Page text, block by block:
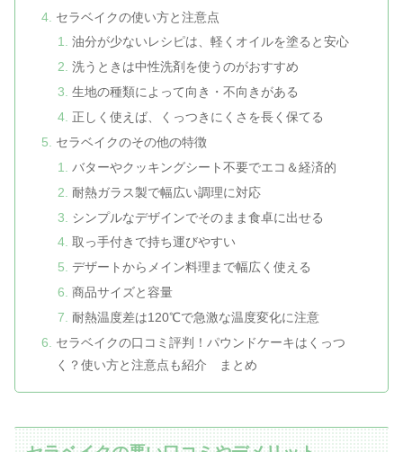
セラベイクの使い方と注意点
油分が少ないレシピは、軽くオイルを塗ると安心
洗うときは中性洗剤を使うのがおすすめ
生地の種類によって向き・不向きがある
正しく使えば、くっつきにくさを長く保てる
セラベイクのその他の特徴
バターやクッキングシート不要でエコ＆経済的
耐熱ガラス製で幅広い調理に対応
シンプルなデザインでそのまま食卓に出せる
取っ手付きで持ち運びやすい
デザートからメイン料理まで幅広く使える
商品サイズと容量
耐熱温度差は120℃で急激な温度変化に注意
セラベイクの口コミ評判！パウンドケーキはくっつ
く？使い方と注意点も紹介 まとめ